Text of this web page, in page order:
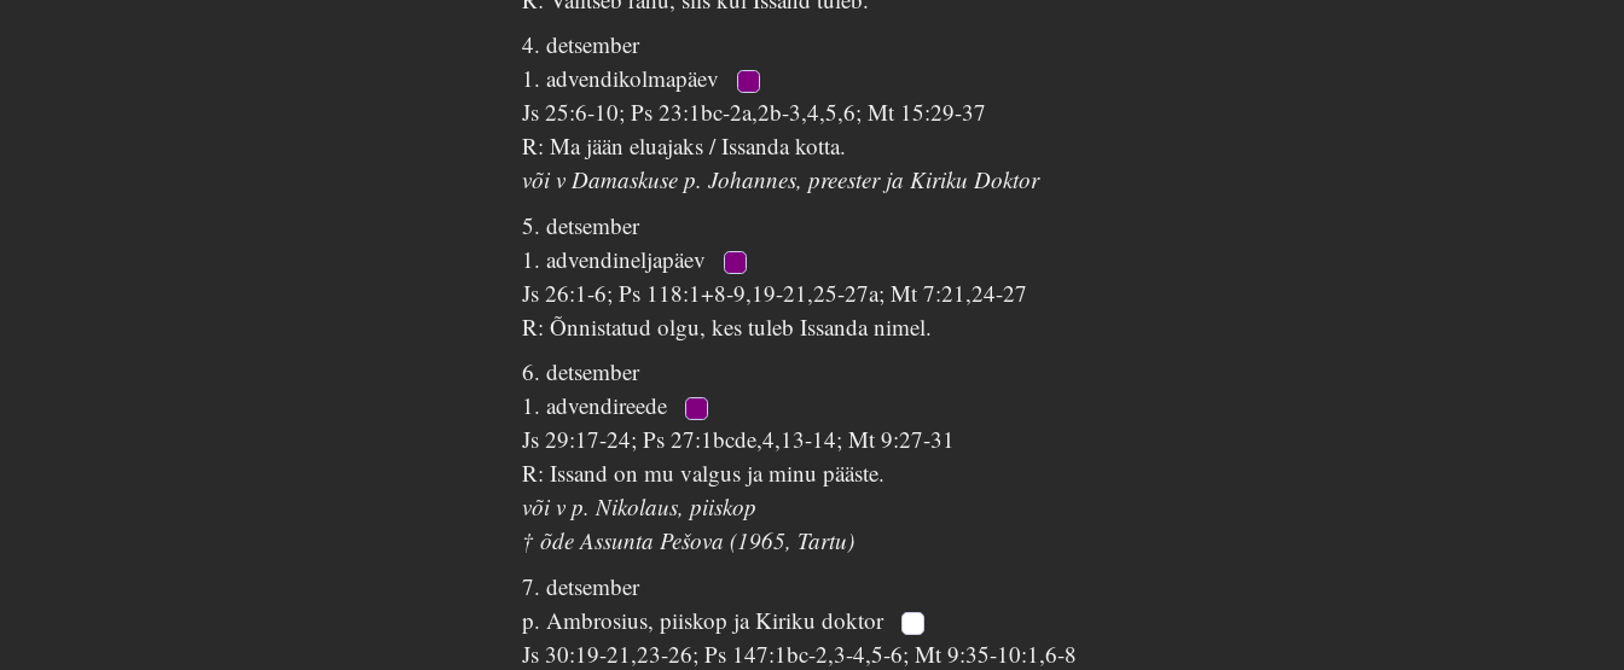
4. detsember
1. advendikolmapäev
Js 25:6-10; Ps 23:1bc-2a,2b-3,4,5,6; Mt 15:29-37
R: Ma jään eluajaks / Issanda kotta.
või v Damaskuse p. Johannes, preester ja Kiriku Doktor
5. detsember
1. advendineljapäev
Js 26:1-6; Ps 118:1+8-9,19-21,25-27a; Mt 7:21,24-27
R: Õnnistatud olgu, kes tuleb Issanda nimel.
6. detsember
1. advendireede
Js 29:17-24; Ps 27:1bcde,4,13-14; Mt 9:27-31
R: Issand on mu valgus ja minu pääste.
või v p. Nikolaus, piiskop
† õde Assunta Pešova (1965, Tartu)
7. detsember
p. Ambrosius, piiskop ja Kiriku doktor
Js 30:19-21,23-26; Ps 147:1bc-2,3-4,5-6; Mt 9:35-10:1,6-8